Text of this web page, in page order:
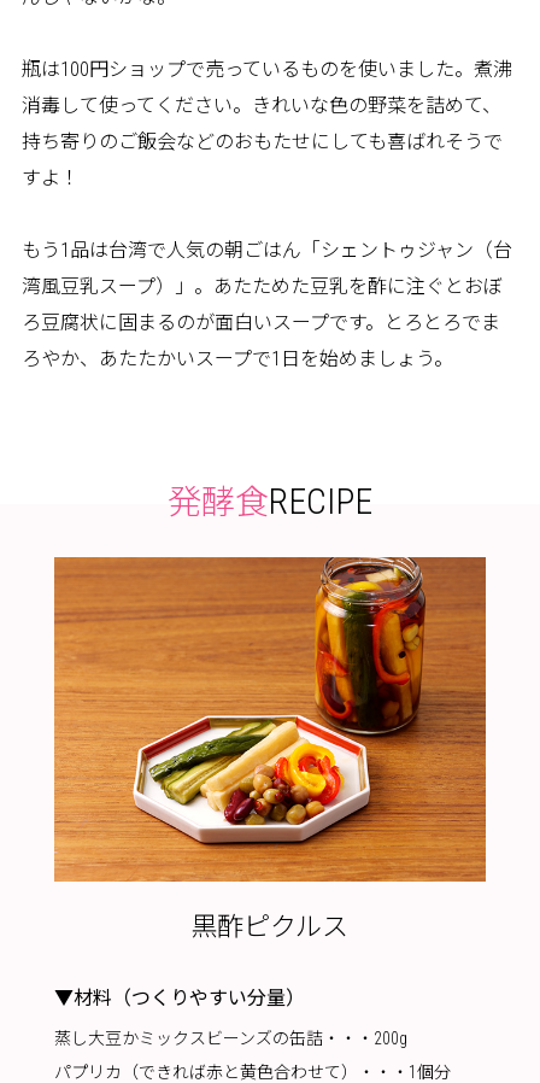
瓶は100円ショップで売っているものを使いました。煮沸
消毒して使ってください。きれいな色の野菜を詰めて、
持ち寄りのご飯会などのおもたせにしても喜ばれそうで
すよ！
もう1品は台湾で人気の朝ごはん「シェントゥジャン（台
湾風豆乳スープ）」。あたためた豆乳を酢に注ぐとおぼ
ろ豆腐状に固まるのが面白いスープです。とろとろでま
ろやか、あたたかいスープで1日を始めましょう。
発酵食RECIPE
黒酢ピクルス
▼材料（つくりやすい分量）
蒸し大豆かミックスビーンズの缶詰・・・200g
パプリカ（できれば赤と黄色合わせて）・・・1個分